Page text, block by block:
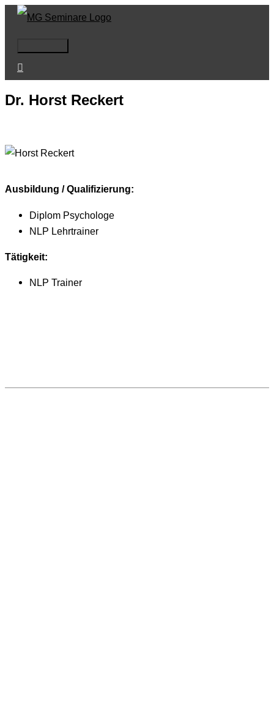
Zum
Hauptmenü
Dr. Horst Reckert
Ausbildung / Qualifizierung:
Diplom Psychologe
NLP Lehrtrainer
Tätigkeit:
NLP Trainer